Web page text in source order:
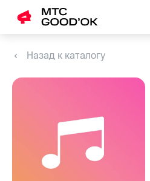
Назад к каталогу